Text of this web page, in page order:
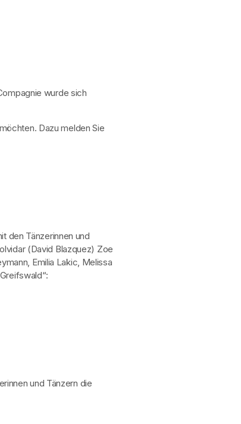
wurde sich
Dazu melden Sie
den Tänzerinnen und
(David Blazquez) Zoe
Emilia Lakic, Melissa
und Tänzern die